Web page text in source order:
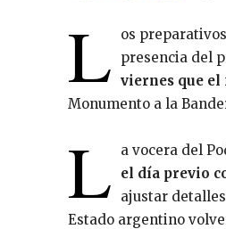
L os
presencia del
viernes que
Monumento a la
L a vocera del
el día previo
ajustar
Estado argentino